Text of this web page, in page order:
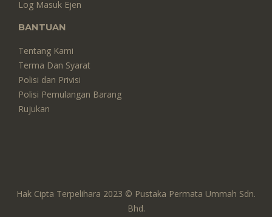
Log Masuk Ejen
BANTUAN
Tentang Kami
Terma Dan Syarat
Polisi dan Privisi
Polisi Pemulangan Barang
Rujukan
Hak Cipta Terpelihara 2023 © Pustaka Permata Ummah Sdn.
Bhd.